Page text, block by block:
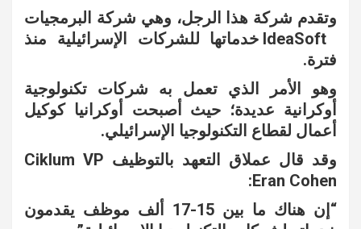
وتقدم شركة هذا الرجل، وهي شركة البرمجيات
IdeaSoft خدماتها للشركات الإسرائيلية منذ
فترة.
وهو الأمر الذي تعمل به شركات تكنولوجية
أوكرانية عديدة؛ حيث أصبحت أوكرانيا كوكيل
أعمال لقطاع التكنولوجيا الإسرائيلي.
وقد قال عملاق التعهد بالتوظيف Ciklum VP
Eran Cohen:
“إن هناك ما بين 15-17 ألف موظف يقدمون